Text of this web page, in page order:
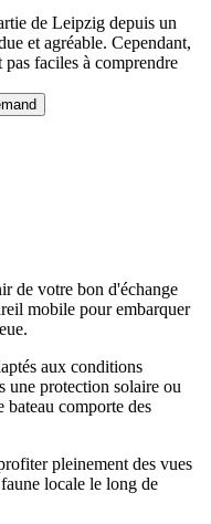
de Leipzig depuis un
et agréable. Cependant,
faciles à comprendre
de votre bon d'échange
mobile pour embarquer
aux conditions
une protection solaire ou
bateau comporte des
pleinement des vues
locale le long de